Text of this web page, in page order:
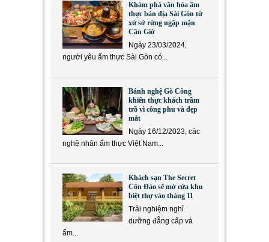
Khám phá văn hóa ẩm
thực bản địa Sài Gòn từ
xứ sở rừng ngập mặn
Cần Giờ
Ngày 23/03/2024,
người yêu ẩm thực Sài Gòn có...
Bánh nghệ Gò Công
khiến thực khách trầm
trồ vì công phu và đẹp
mắt
Ngày 16/12/2023, các
nghệ nhân ẩm thực Việt Nam...
Khách sạn The Secret
Côn Đảo sẽ mở cửa khu
biệt thự vào tháng 11
Trải nghiệm nghỉ
dưỡng đẳng cấp và
ẩm...